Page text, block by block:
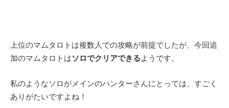
上位のマムタロトは複数人での攻略が前提でしたが、今回追
加のマムタロトはソロでクリアできるようです。
私のようなソロがメインのハンターさんにとっては、すごく
ありがたいですよね！